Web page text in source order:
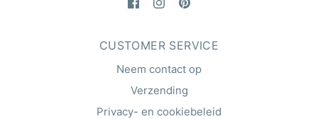
CUSTOMER SERVICE
Neem contact op
Verzending
Privacy- en cookiebeleid